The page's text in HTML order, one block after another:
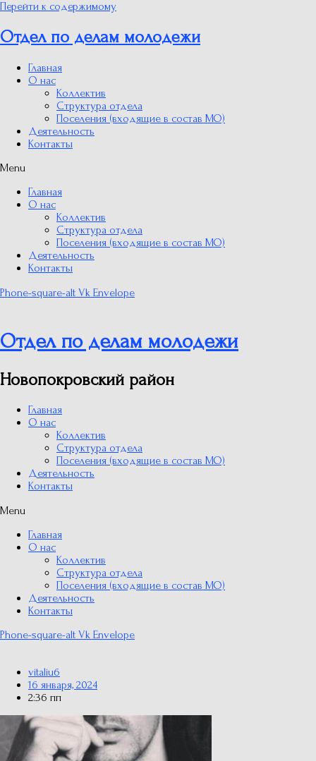
Перейти к содержимому
Отдел по делам молодежи
Главная
О нас
Коллектив
Структура отдела
Поселения (входящие в состав МО)
Деятельность
Контакты
Menu
Главная
О нас
Коллектив
Структура отдела
Поселения (входящие в состав МО)
Деятельность
Контакты
Phone-square-alt Vk Envelope
Отдел по делам молодежи
Новопокровский район
Главная
О нас
Коллектив
Структура отдела
Поселения (входящие в состав МО)
Деятельность
Контакты
Menu
Главная
О нас
Коллектив
Структура отдела
Поселения (входящие в состав МО)
Деятельность
Контакты
Phone-square-alt Vk Envelope
vitaliu6
16 января, 2024
2:36 пп